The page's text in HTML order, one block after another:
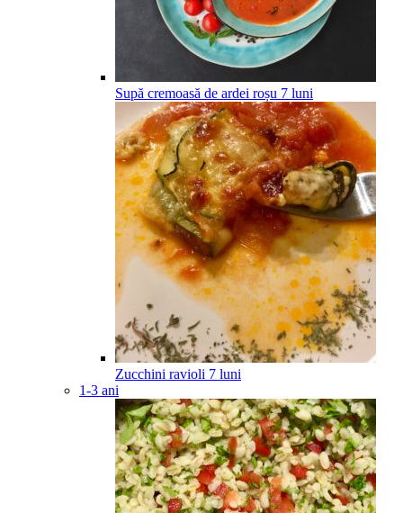
Supă cremoasă de ardei roșu 7 luni
Zucchini ravioli 7 luni
1-3 ani